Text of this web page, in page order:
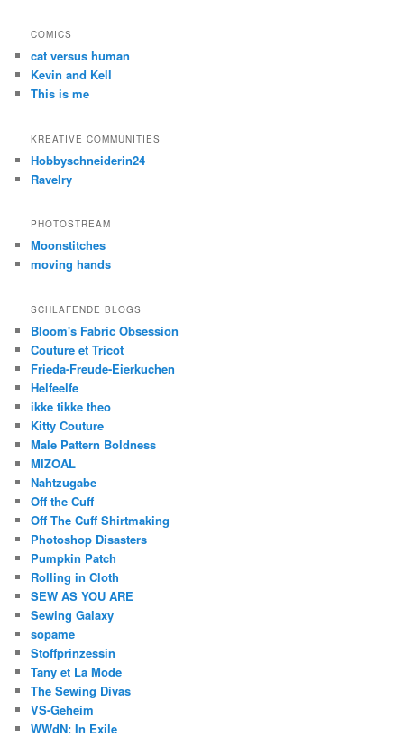
COMICS
cat versus human
Kevin and Kell
This is me
KREATIVE COMMUNITIES
Hobbyschneiderin24
Ravelry
PHOTOSTREAM
Moonstitches
moving hands
SCHLAFENDE BLOGS
Bloom's Fabric Obsession
Couture et Tricot
Frieda-Freude-Eierkuchen
Helfeelfe
ikke tikke theo
Kitty Couture
Male Pattern Boldness
MIZOAL
Nahtzugabe
Off the Cuff
Off The Cuff Shirtmaking
Photoshop Disasters
Pumpkin Patch
Rolling in Cloth
SEW AS YOU ARE
Sewing Galaxy
sopame
Stoffprinzessin
Tany et La Mode
The Sewing Divas
VS-Geheim
WWdN: In Exile